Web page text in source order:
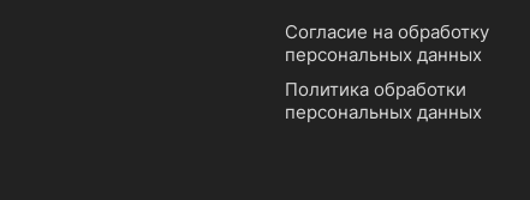
Согласие на обработку
персональных данных
Политика обработки
персональных данных